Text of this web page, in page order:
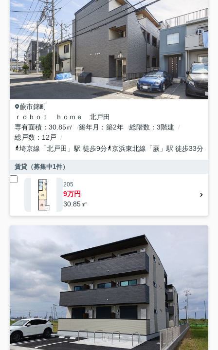
蕨市錦町
ｒｏｂｏｔ ｈｏｍｅ 北戸田
専有面積
30.85㎡ 築年月 築2年 総階数
3階建
総戸数
12戸
埼京線 「北戸田 」駅 徒歩9分 京浜東北線 「蕨 」駅 徒歩33分
賃貸（募集中1件）
205
9万円
30.85㎡